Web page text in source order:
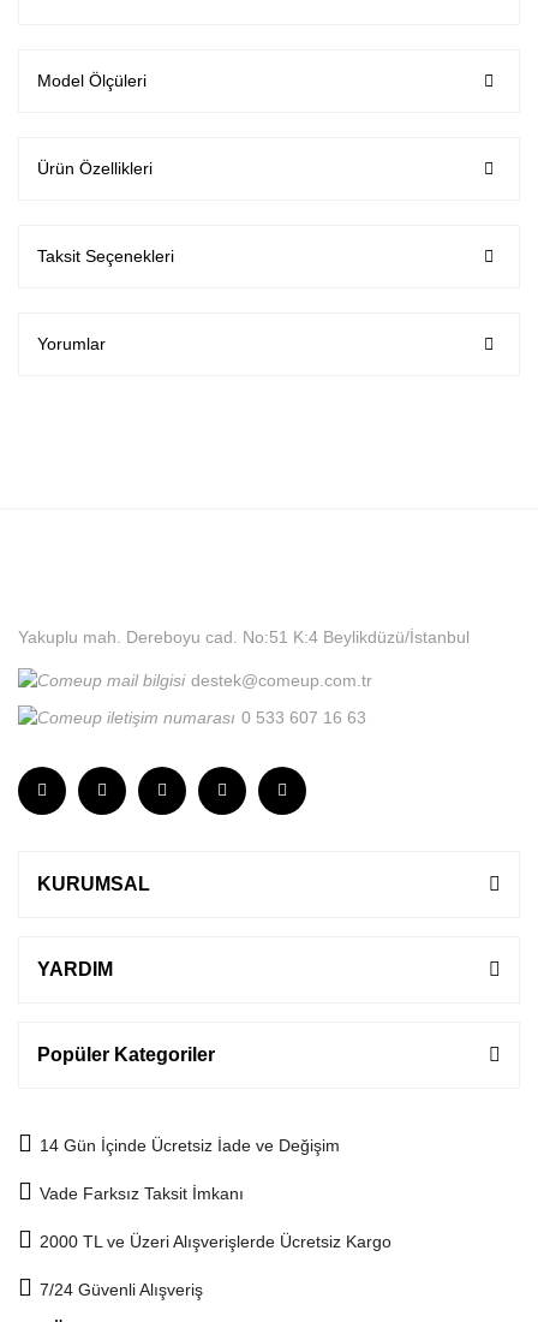
Model Ölçüleri
Ürün Özellikleri
Taksit Seçenekleri
Yorumlar
Yakuplu mah. Dereboyu cad. No:51 K:4 Beylikdüzü/İstanbul
destek@comeup.com.tr
0 533 607 16 63
KURUMSAL
YARDIM
Popüler Kategoriler
14 Gün İçinde Ücretsiz İade ve Değişim
Vade Farksız Taksit İmkanı
2000 TL ve Üzeri Alışverişlerde Ücretsiz Kargo
7/24 Güvenli Alışveriş